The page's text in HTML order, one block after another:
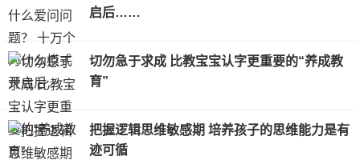
启后……
切勿急于求成 比教宝宝认字更重要的“养成教
育”
把握逻辑思维敏感期 培养孩子的思维能力是有
迹可循